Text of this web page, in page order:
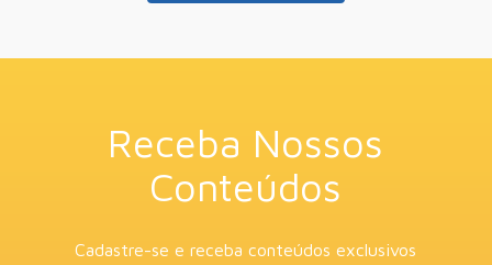
Receba Nossos
Conteúdos
Cadastre-se e receba conteúdos exclusivos